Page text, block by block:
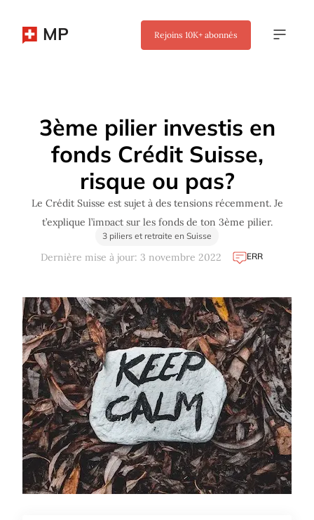
MP Rejoins 10K+ abonnés
3ème pilier investis en
fonds Crédit Suisse,
risque ou pas?
Le Crédit Suisse est sujet à des tensions récemment. Je
t’explique l’impact sur les fonds de ton 3ème pilier.
3 piliers et retraite en Suisse
Dernière mise à jour: 3 novembre 2022 ERR